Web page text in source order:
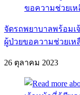
จัดรถพยาบาลพร้อม
ผู้ป่วยขอความช่วยเ
26 ตุลาคม 2023